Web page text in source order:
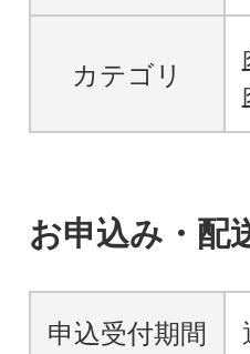
カテゴリ
お申込み・配
申込受付期間